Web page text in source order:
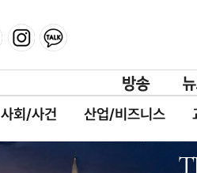
사회/사건 산업/비즈니스